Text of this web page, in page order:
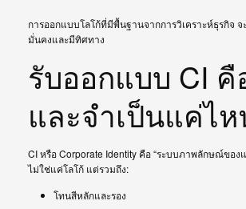
การออกแบบโลโก้ที่มีพื้นฐานจากการวิเคราะห์ธุรกิจ
มั่นคงและมีทิศทาง
รับออกแบบ CI คื
และจำเป็นแค่ไ
CI หรือ Corporate Identity คือ “ระบบภาพลักษณ์ของ
ไม่ใช่แค่โลโก้ แต่รวมถึง:
โทนสีหลักและรอง